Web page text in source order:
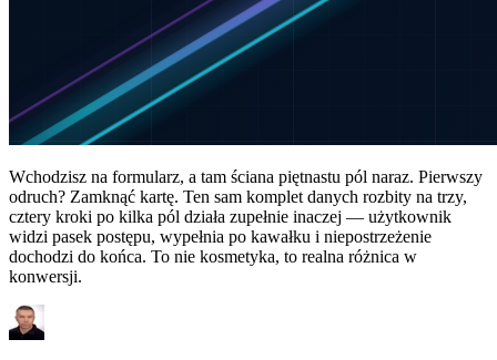
Wchodzisz na formularz, a tam ściana piętnastu pól naraz. Pierwszy
odruch? Zamknąć kartę. Ten sam komplet danych rozbity na trzy,
cztery kroki po kilka pól działa zupełnie inaczej — użytkownik
widzi pasek postępu, wypełnia po kawałku i niepostrzeżenie
dochodzi do końca. To nie kosmetyka, to realna różnica w
konwersji.